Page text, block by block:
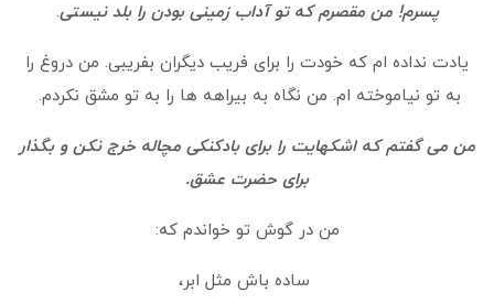
پسرم! من مقصرم که تو آداب زمینی بودن را بلد نیستی.
یادت نداده ام که خودت را برای فریب دیگران بفریبی. من دروغ را
به تو نیاموخته ام. من نگاه به بیراهه ها را به تو مشق نکردم.
من می گفتم که اشکهایت را برای بادکنکی مچاله خرج نکن و بگذار
برای حضرت عشق.
من در گوش تو خواندم که:
ساده باش مثل ابر،